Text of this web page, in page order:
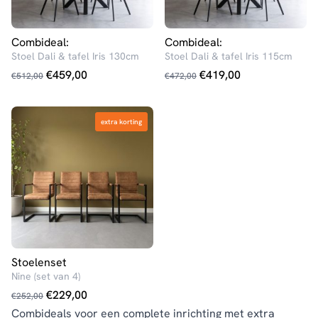
Combideal:
Stoel Dali & tafel Iris 130cm
€512,00
Oorspronkelijke
was:
€512,00.
€459,00
Huidige
is:
€459,00.
Combideal:
Stoel Dali & tafel Iris 115cm
€472,00
Oorspronkelijke
€419,00
Huidige
extra korting
extra korting
Stoelenset
Nine (set van 4)
€252,00
Oorspronkelijke
prijs
€229,00
Huidige
prijs
Combideals voor een complete inrichting met extra